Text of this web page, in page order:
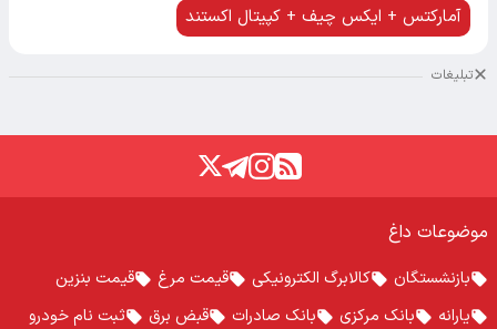
آمارکتس + ایکس چیف + کپیتال اکستند
تبلیغات
موضوعات داغ
بازنشستگان کالابرگ الکترونیکی قیمت مرغ
قیمت بنزین
یارانه
بانک مرکزی بانک صادرات قبض برق
ثبت نام خودرو